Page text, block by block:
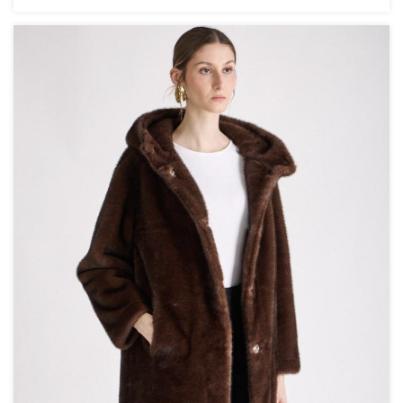
sophistication naturelle et intemporelle à votre
Véritable cocon de luxe, le modèle GRACE se
distingue par sa large capuche enveloppante et son
système de serrage intérieur à la taille, permettant
de moduler le volume pour souligner la silhouette ou
conserver une allure oversize moderne. Ses finitions
soignées, incluant une fermeture par boutons-
pression discrets et des manches généreuses, en font
une pièce aussi fonctionnelle que prestigieuse. Qu'il
soit porté sur une tenue de soirée ou pour sublimer
un ensemble quotidien, il garantit une présence
inoubliable.
Détails du produit :
Matière : Fausse fourrure premium haute densité,
toucher peluche ultra-doux (100% Polyester).
Design Signature : Grande capuche intégrée et lien de
cintrage coulissant à la taille.